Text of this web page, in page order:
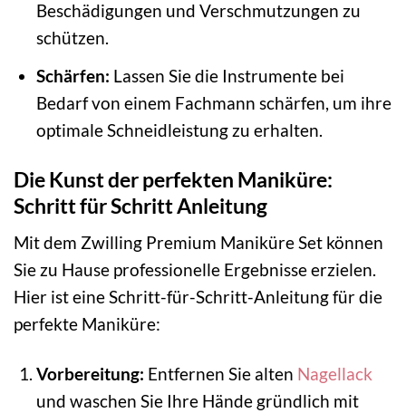
Beschädigungen und Verschmutzungen zu
schützen.
Schärfen: Lassen Sie die Instrumente bei
Bedarf von einem Fachmann schärfen, um ihre
optimale Schneidleistung zu erhalten.
Die Kunst der perfekten Maniküre:
Schritt für Schritt Anleitung
Mit dem Zwilling Premium Maniküre Set können
Sie zu Hause professionelle Ergebnisse erzielen.
Hier ist eine Schritt-für-Schritt-Anleitung für die
perfekte Maniküre:
Vorbereitung: Entfernen Sie alten Nagellack
und waschen Sie Ihre Hände gründlich mit